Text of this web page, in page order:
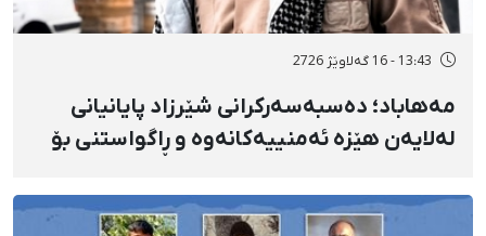
13:43 - 16 گەلاوێژ 2726
مەهاباد؛ دەسبەسەرکرانی شێرزاد پایانیانی
لەلایەن هێزە ئەمنییەکانەوە و ڕاگواستنی بۆ